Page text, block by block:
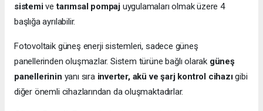
sistemivetarımsal pompaj uygulamaları olmak üzere 4
başlığa ayrılabilir.
Fotovoltaik güneş enerji sistemleri, sadece güneş
panellerinden oluşmazlar. Sistem türüne bağlı olarak güneş
panellerinin yanı sıra inverter, akü ve şarj kontrol cihazıgibi
diğer önemli cihazlarından da oluşmaktadırlar.